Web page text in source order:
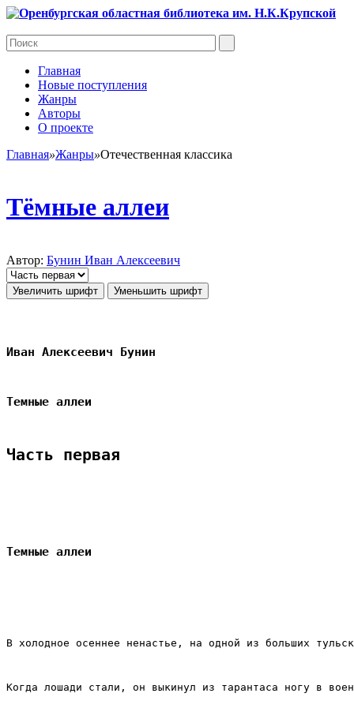
Главная
Новые поступления
Жанры
Авторы
О проекте
Главная»Жанры»Отечественная классика
Тёмные аллеи
Автор: Бунин Иван Алексеевич
Увеличить шрифт Уменьшить шрифт
Иван Алексеевич Бунин
Темные аллеи
Часть первая
Темные аллеи
В холодное осеннее ненастье, на одной из больших
Когда лошади стали, он выкинул из тарантаса ногу в